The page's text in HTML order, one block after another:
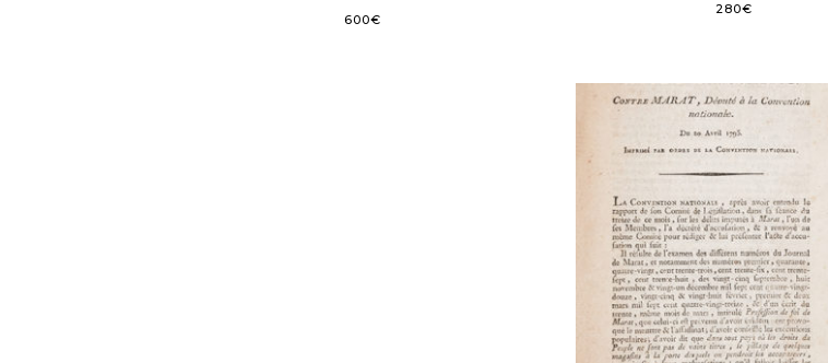
600€
280€